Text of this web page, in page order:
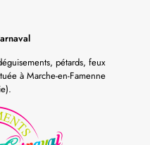
pétards, feux
à Marche-en-Famenne